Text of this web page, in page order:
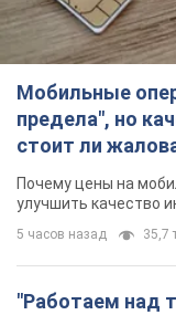
Мобильные
предела", но
стоит ли
Почему цены на
улучшить качество
5 часов назад 35,7
"Работаем над